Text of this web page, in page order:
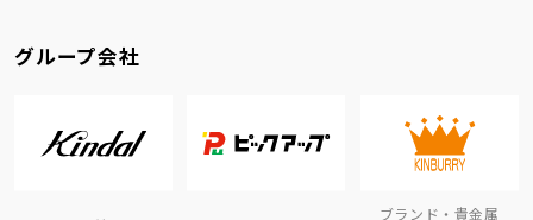
グループ会社
ブランド・貴金属